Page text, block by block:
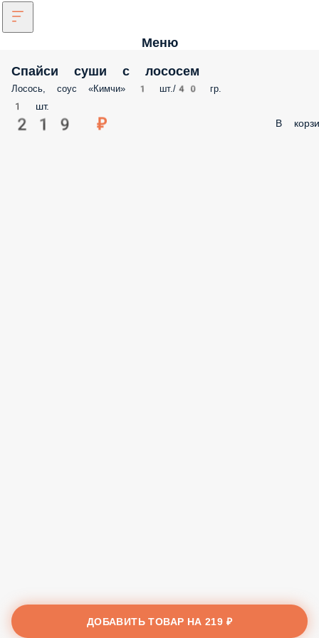
Меню
Спайси суши с лососем
Лосось, соус «Кимчи» 1 шт./40 гр.
1 шт.
219 ₽ В
ДОБАВИТЬ ТОВАР НА219 ₽